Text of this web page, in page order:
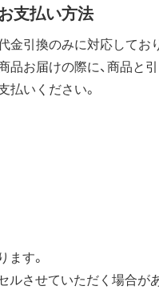
支払い方法
金引換のみに対応してお
品お届けの際に、商品と
払いください。
す。
させていただく場合が